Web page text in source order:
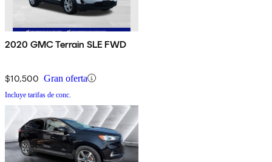
2020 GMC Terrain SLE FWD
$10,500 Gran oferta
Incluye tarifas de conc.